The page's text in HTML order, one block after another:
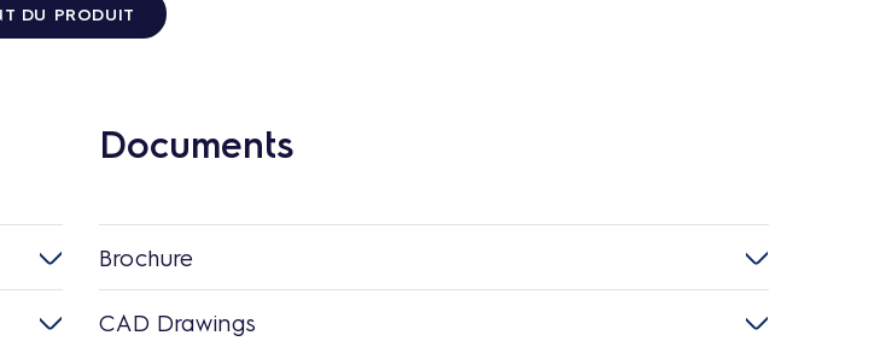
DU PRODUIT
Documents
Brochure
CAD Drawings